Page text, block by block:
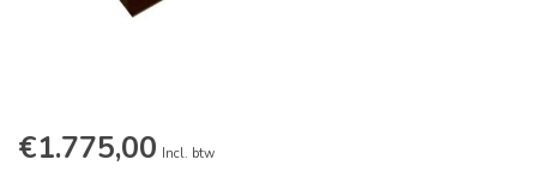
€1.775,00 Incl. btw